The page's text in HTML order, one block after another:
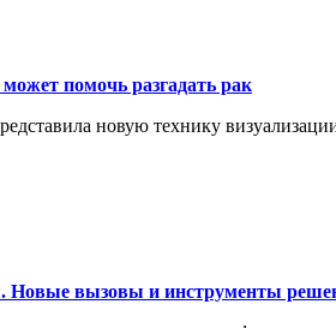
помочь разгадать рак
новую технику
Новые вызовы и инструменты